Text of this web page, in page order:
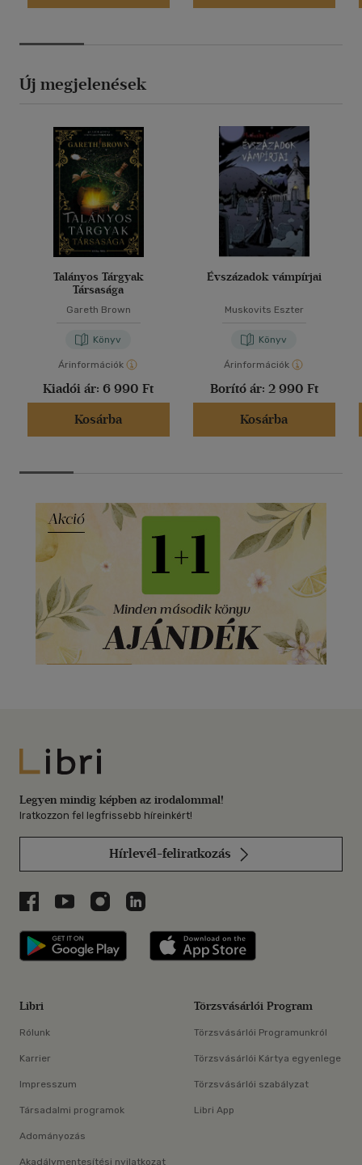
Új megjelenések
Talányos Tárgyak
Társasága
Gareth Brown
Könyv
Árinformációk
Kiadói ár: 6 990 Ft
Kosárba
Évszázadok vámpírjai
Muskovits Eszter
Könyv
Árinformációk
Borító ár: 2 990 Ft
Kosárba
Libri
Legyen mindig képben az irodalommal!
Iratkozzon fel legfrissebb híreinkért!
Hírlevél-feliratkozás
Libri a Facebookon
Libri a Youtube-on
Libri az Instagramon
Libri a LinkedInen
Libri applikáció Szerezd meg: Google
Libri
Rólunk
Karrier
Impresszum
Társadalmi programok
Adományozás
Akadálymentesítési nyilatkozat
Törzsvásárlói Program
Törzsvásárlói Programunkról
Törzsvásárlói Kártya egyenlege
Törzsvásárlói szabályzat
Libri App